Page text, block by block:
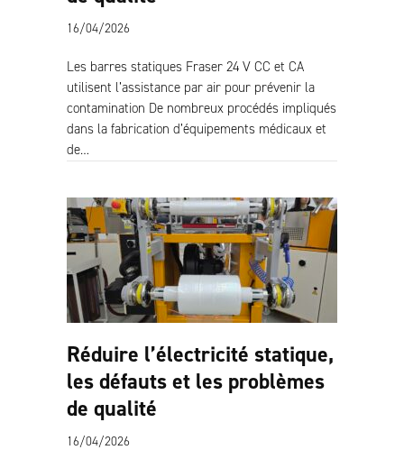
16/04/2026
Les barres statiques Fraser 24 V CC et CA
utilisent l’assistance par air pour prévenir la
contamination De nombreux procédés impliqués
dans la fabrication d’équipements médicaux et
de…
Réduire l’électricité statique,
les défauts et les problèmes
de qualité
16/04/2026